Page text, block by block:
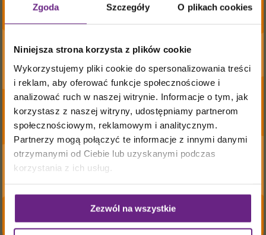
Zgoda Szczegóły O plikach cookies
Niniejsza strona korzysta z plików cookie
Wykorzystujemy pliki cookie do spersonalizowania treści
i reklam, aby oferować funkcje społecznościowe i
analizować ruch w naszej witrynie. Informacje o tym, jak
korzystasz z naszej witryny, udostępniamy partnerom
społecznościowym, reklamowym i analitycznym.
Partnerzy mogą połączyć te informacje z innymi danymi
otrzymanymi od Ciebie lub uzyskanymi podczas
korzystania z ich usług.
Zezwól na wszystkie
utratę zysków,
poniesienie dodatkowych kosztów,
zakłócenie działalności, utratę
programów lub innych
danych dotyczących systemu obsługi
informacji o użytkownikach lub szkody
wyrządzone w
tym zakresie. Linki do innych stron
internetowych zamieszczane
są wyłącznie dla wygody.
Spółka nie potwierdza, ani też
nie przyjmuje żadnej odpowiedzialności
za treść lub
Mr. Joseph
wyprodukowane są z
Kurczaka
z Zielonych Ferm
z chowu